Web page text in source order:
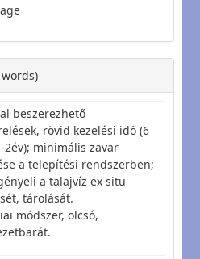
beszerezhető
rövid kezelési idő (6
2év); minimális zavar
a telepítési rendszerben;
a talajvíz ex situ
tárolását.
módszer, olcsó,